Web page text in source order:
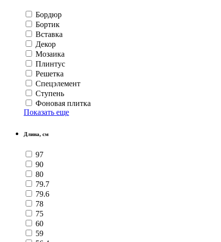
Бордюр
Бортик
Вставка
Декор
Мозаика
Плинтус
Решетка
Спецэлемент
Ступень
Фоновая плитка
Показать еще
Длина, см
97
90
80
79.7
79.6
78
75
60
59